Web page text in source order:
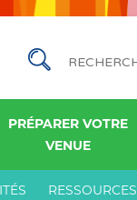
RESSOURCES
PRÉPARER VOTRE
VENUE